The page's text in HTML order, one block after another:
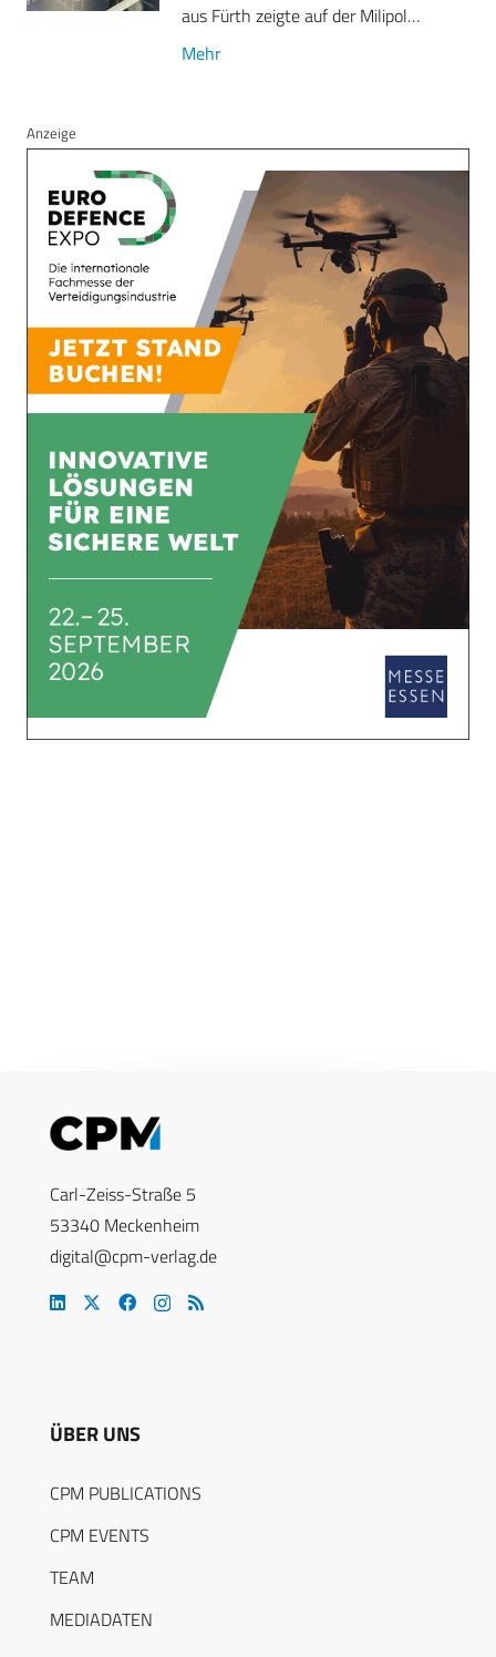
aus Fürth zeigte auf der Milipol…
Mehr
Anzeige
Carl-Zeiss-Straße 5
53340 Meckenheim
digital@cpm-verlag.de
ÜBER UNS
CPM PUBLICATIONS
CPM EVENTS
TEAM
MEDIADATEN